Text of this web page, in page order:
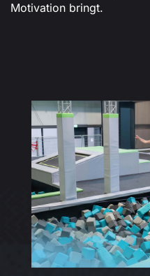
Motivation bringt.